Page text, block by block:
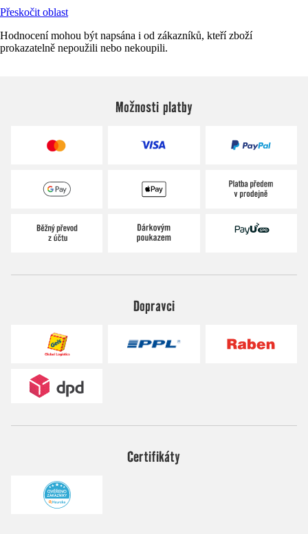
Přeskočit oblast
Hodnocení mohou být napsána i od zákazníků, kteří zboží
prokazatelně nepoužili nebo nekoupili.
Možnosti platby
Dopravci
Certifikáty